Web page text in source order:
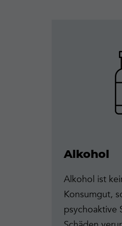
Alkohol
Alkohol ist
Konsumgut,
psychoaktive